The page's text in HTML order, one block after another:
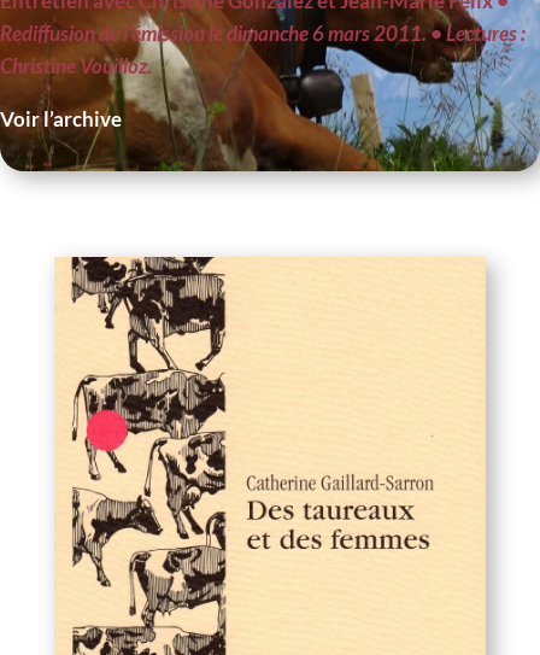
Rediffusion de l’émission le dimanche 6 mars 2011.• Lectures :
Christine Vouilloz.
Voir l’archive